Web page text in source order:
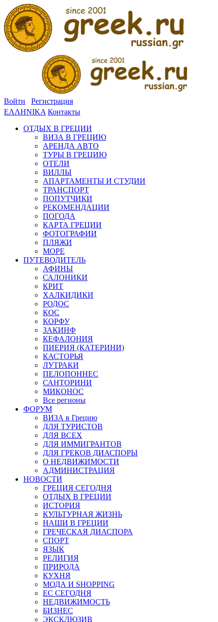
Войти
Регистрация
ΕΛΛΗΝΙΚΑ Контакты
ОТДЫХ В ГРЕЦИИ
ВИЗА В ГРЕЦИЮ
АРЕНДА АВТО
ТУРЫ В ГРЕЦИЮ
ОТЕЛИ
ВИЛЛЫ
АПАРТАМЕНТЫ И СТУДИИ
ТРАНСПОРТ
ПОПУТЧИКИ
РЕКОМЕНДАЦИИ
ПОГОДА
КАРТА ГРЕЦИИ
ФОТОГРАФИИ
ПЛЯЖИ
МОРЕ
ПУТЕВОДИТЕЛЬ
АФИНЫ
САЛОНИКИ
КРИТ
ХАЛКИДИКИ
РОДОС
КОС
КОРФУ
ЗАКИНФ
КЕФАЛОНИЯ
ПИЕРИЯ (КАТЕРИНИ)
КАСТОРЬЯ
ЛУТРАКИ
ПЕЛОПОННЕС
САНТОРИНИ
МИКОНОС
Все регионы
ФОРУМ
ВИЗА в Грецию
ДЛЯ ТУРИСТОВ
ДЛЯ ВСЕХ
ДЛЯ ИММИГРАНТОВ
ДЛЯ ГРЕКОВ ДИАСПОРЫ
О НЕДВИЖИМОСТИ
АДМИНИСТРАЦИЯ
НОВОСТИ
ГРЕЦИЯ СЕГОДНЯ
ОТДЫХ В ГРЕЦИИ
ИСТОРИЯ
КУЛЬТУРНАЯ ЖИЗНЬ
НАШИ В ГРЕЦИИ
ГРЕЧЕСКАЯ ДИАСПОРА
СПОРТ
ЯЗЫК
РЕЛИГИЯ
ПРИРОДА
КУХНЯ
МОДА И SHOPPING
ЕС СЕГОДНЯ
НЕДВИЖИМОСТЬ
БИЗНЕС
ЭКСКЛЮЗИВ